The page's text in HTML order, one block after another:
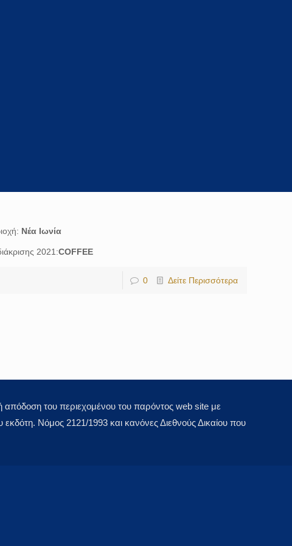
Νέα Ιωνία
2021:COFFEE
0 Δείτε Περισσότερα
του περιεχομένου του παρόντος web site με
Νόμος 2121/1993 και κανόνες Διεθνούς Δικαίου που